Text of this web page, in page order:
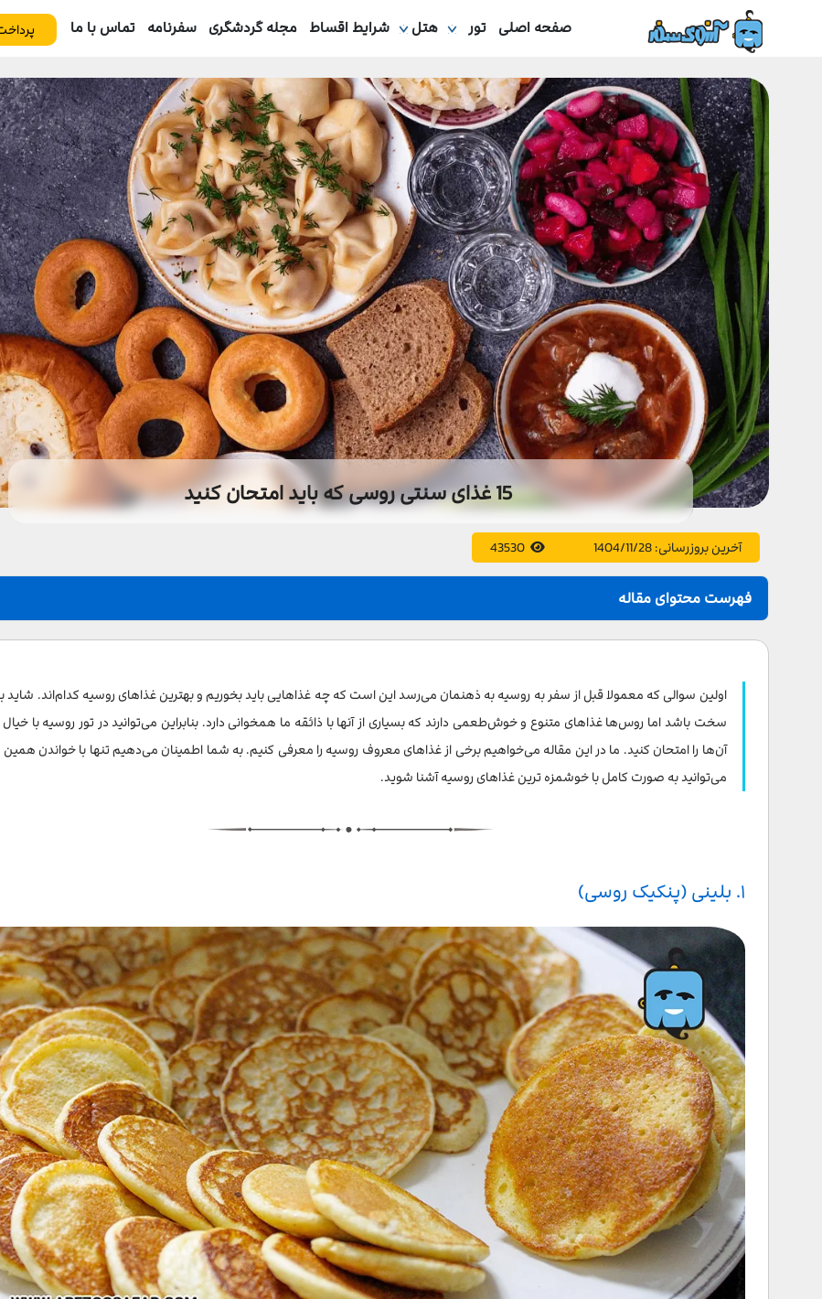
صفحه اصلی تور هتل شرایط اقساط مجله گردشگری سفرنامه تماس با ما
15 غذای سنتی روسی که باید امتحان کنید
آخرین بروزرسانی:1404/11/28
43530
فهرست محتوای مقاله
۱. بلینی (پنکیک روسی)
۳. بیف استروگانف
۴. سیرنیکی
۹. شیشلیک
۱۰. شچی
۱۱. سولیانکا
۱۲. اوخا
۱۳. آیکرا
۱۴. اولیویه
۱۵. کواس
۱۶.خالادتس
۱۷. مدوویک
اولین سوالی که معمولا قبل از سفر به روسیه به ذهنمان می‌رسد این است که چه غذاهایی باید بخوریم و بهترین غذاهای روسیه کدام‌اند. شاید
سخت باشد اما روس‌ها غذاهای متنوع و خوش‌طعمی دارند که بسیاری از آنها با ذائقه ما همخوانی دارد. بنابراین می‌توانید در تور روسیه با
آن‌ها را امتحان کنید. ما در این مقاله می‌خواهیم برخی از غذاهای معروف روسیه را معرفی کنیم. به شما اطمینان می‌دهیم تنها با خواندن همین
می‌توانید به صورت کامل با خوشمزه ترین غذاهای روسیه آشنا شوید.
۱. بلینی (پنکیک روسی)